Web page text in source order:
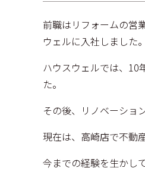
前職はリフォームの営
ウェルに入社しました。
ハウスウェルでは、10
た。
その後、リノベーショ
現在は、高崎店で不動
今までの経験を生かし